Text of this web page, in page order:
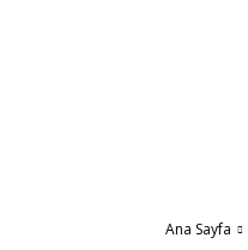
Ana Sayfa